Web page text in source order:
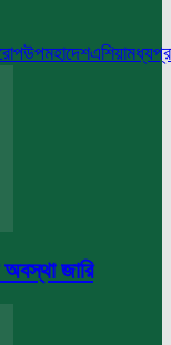
উপমহাদেশএশিয়া
জারি